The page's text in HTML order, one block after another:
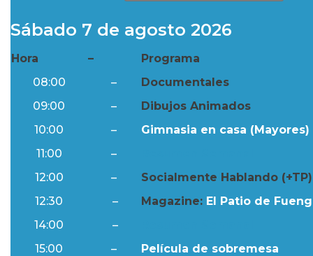
Sábado 7 de agosto 2026
Hora –
Programa
08:00
–
Documentales
09:00
–
Dibujos Animados
10:00
–
Gimnasia en casa (Mayores)
11:00
–
12:00
–
Socialmente Hablando (+TP)
12:30
– Magazine: El Patio de
14:00
–
15:00
–
Película de sobremesa